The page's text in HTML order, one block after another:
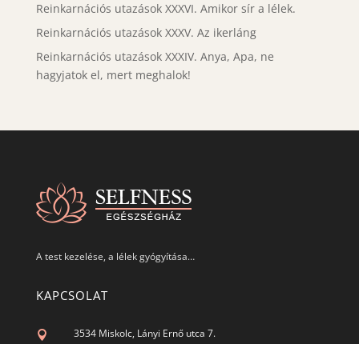
Reinkarnációs utazások XXXVI. Amikor sír a lélek.
Reinkarnációs utazások XXXV. Az ikerláng
Reinkarnációs utazások XXXIV. Anya, Apa, ne
hagyjatok el, mert meghalok!
A test kezelése, a lélek gyógyítása…
KAPCSOLAT
 3534 Miskolc, Lányi Ernő utca 7.